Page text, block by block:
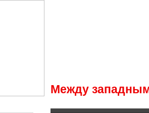
Между